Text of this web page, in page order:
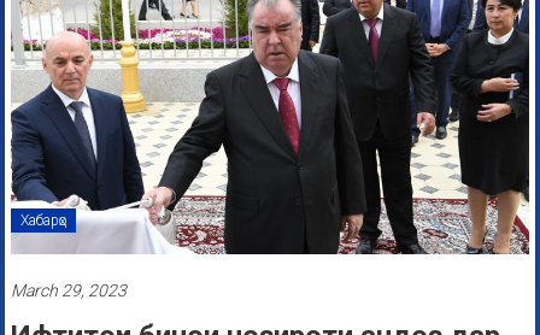
Хабарҳо
March 29, 2023